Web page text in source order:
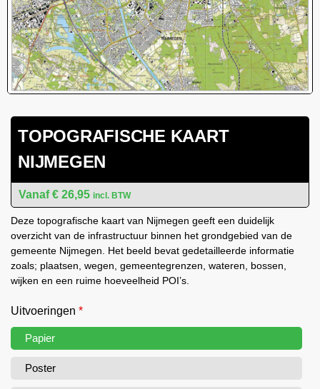
TOPOGRAFISCHE KAART
NIJMEGEN
€ 26,95 incl. BTW
Deze topografische kaart van Nijmegen geeft een duidelijk
overzicht van de infrastructuur binnen het grondgebied van de
gemeente Nijmegen. Het beeld bevat gedetailleerde informatie
zoals; plaatsen, wegen, gemeentegrenzen, wateren, bossen,
wijken en een ruime hoeveelheid POI’s.
Uitvoeringen *
Papier
Poster